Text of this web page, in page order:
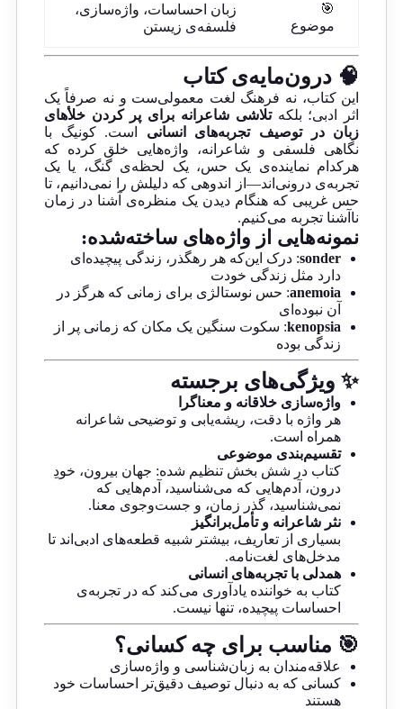
🎯
موضوع
زبان احساسات، واژه‌سازی،
فلسفه‌ی زیستن
🧠 درون‌مایه‌ی کتاب
این کتاب، نه فرهنگ لغت معمولی‌ست و نه صرفاً یک
اثر ادبی؛ بلکهتلاشی شاعرانه برای پر کردن خلأهای
زبان در توصیف تجربه‌های انسانی است. کونیگ با
نگاهی فلسفی و شاعرانه، واژه‌هایی خلق کرده که
هرکدام نماینده‌ی یک حس، یک لحظه‌ی گنگ، یا یک
تجربه‌ی درونی‌اند—از اندوهی که دلیلش را نمی‌دانیم، تا
حس غریبی که هنگام دیدن یک منظره‌ی آشنا در زمان
ناآشنا تجربه می‌کنیم.
نمونه‌هایی از واژه‌های ساخته‌شده:
sonder: درک این‌که هر رهگذر، زندگی پیچیده‌ای
دارد مثل زندگی خودت
anemoia: حس نوستالژی برای زمانی که هرگز در
آن نبوده‌ای
kenopsia: سکوت سنگین یک مکان که زمانی پر از
زندگی بوده
✨ ویژگی‌های برجسته
واژه‌سازی خلاقانه و معناگرا
هر واژه با دقت، ریشه‌یابی و توضیحی شاعرانه
همراه است.
تقسیم‌بندی موضوعی
کتاب در شش بخش تنظیم شده: جهان بیرون، خودِ
درون، آدم‌هایی که می‌شناسید، آدم‌هایی که
نمی‌شناسید، گذر زمان، و جست‌وجوی معنا.
نثر شاعرانه و تأمل‌برانگیز
بسیاری از تعاریف، بیشتر شبیه قطعه‌های ادبی‌اند تا
مدخل‌های لغت‌نامه.
همدلی با تجربه‌های انسانی
کتاب به خواننده یادآوری می‌کند که در تجربه‌ی
احساسات پیچیده، تنها نیست.
🎯 مناسب برای چه کسانی؟
علاقه‌مندان به زبان‌شناسی و واژه‌سازی
کسانی که به دنبال توصیف دقیق‌تر احساسات خود
هستند